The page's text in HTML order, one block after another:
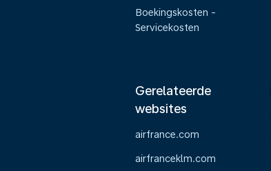
Boekingskosten -
Servicekosten
Gerelateerde
websites
airfrance.com
airfranceklm.com